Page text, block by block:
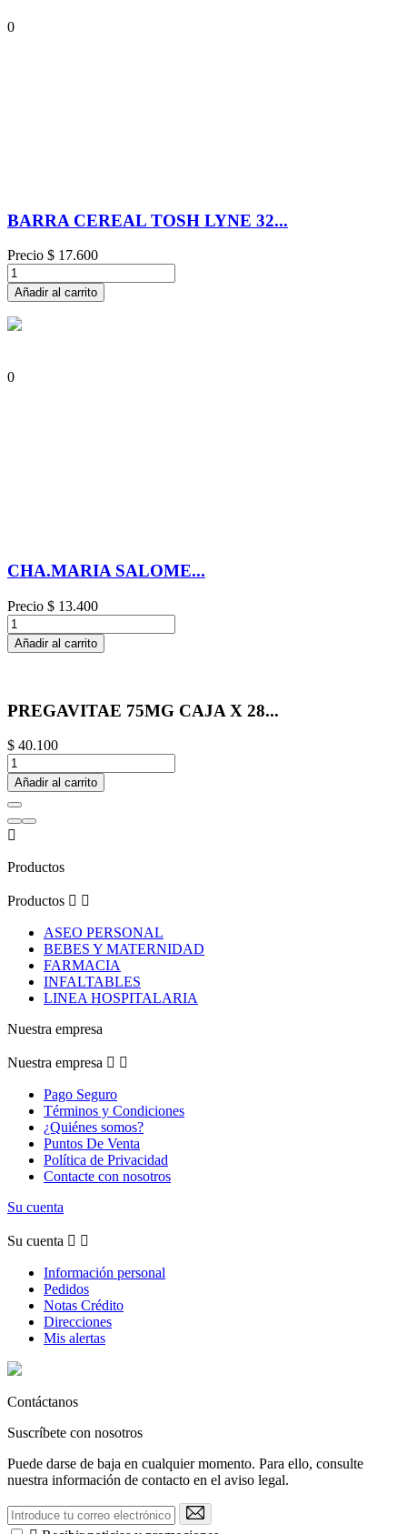
0
BARRA CEREAL TOSH LYNE 32...
Precio $ 17.600
Añadir al carrito
0
CHA.MARIA SALOME...
Precio $ 13.400
Añadir al carrito
PREGAVITAE 75MG CAJA X 28...
$ 40.100
Añadir al carrito

Productos
Productos  
ASEO PERSONAL
BEBES Y MATERNIDAD
FARMACIA
INFALTABLES
LINEA HOSPITALARIA
Nuestra empresa
Nuestra empresa  
Pago Seguro
Términos y Condiciones
¿Quiénes somos?
Puntos De Venta
Política de Privacidad
Contacte con nosotros
Su cuenta
Su cuenta  
Información personal
Pedidos
Notas Crédito
Direcciones
Mis alertas
Contáctanos
Suscríbete con nosotros
Puede darse de baja en cualquier momento. Para ello, consulte
nuestra información de contacto en el aviso legal.